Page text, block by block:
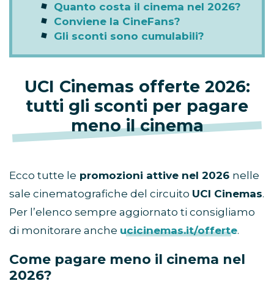
Quanto costa il cinema nel 2026?
Conviene la CineFans?
Gli sconti sono cumulabili?
UCI Cinemas offerte 2026:
tutti gli sconti per pagare
meno il cinema
Ecco tutte le promozioni attive nel 2026 nelle
sale cinematografiche del circuito UCI Cinemas.
Per l’elenco sempre aggiornato ti consigliamo
di monitorare anche ucicinemas.it/offerte.
Come pagare meno il cinema nel
2026?